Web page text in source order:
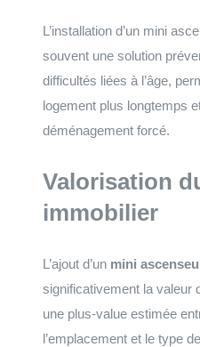
L’installation d’un mini
souvent une solution
difficultés liées à l’âge,
logement plus longtemps
déménagement forcé.
Valorisation
immobilier
L’ajout d’un mini
significativement la valeur
une plus-value estimée
l’emplacement et le type